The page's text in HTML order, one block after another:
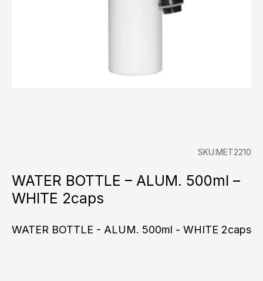
SKU:MET2210
WATER BOTTLE – ALUM. 500ml –
WHITE 2caps
WATER BOTTLE - ALUM. 500ml - WHITE 2caps